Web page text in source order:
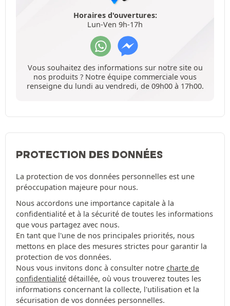
Horaires d'ouvertures:
Lun-Ven 9h-17h
Vous souhaitez des informations sur notre site ou
nos produits ? Notre équipe commerciale vous
renseigne du lundi au vendredi, de 09h00 à 17h00.
PROTECTION DES DONNÉES
La protection de vos données personnelles est une
préoccupation majeure pour nous.
Nous accordons une importance capitale à la
confidentialité et à la sécurité de toutes les informations
que vous partagez avec nous.
En tant que l'une de nos principales priorités, nous
mettons en place des mesures strictes pour garantir la
protection de vos données.
Nous vous invitons donc à consulter notre charte de
confidentialité détaillée, où vous trouverez toutes les
informations concernant la collecte, l'utilisation et la
sécurisation de vos données personnelles.